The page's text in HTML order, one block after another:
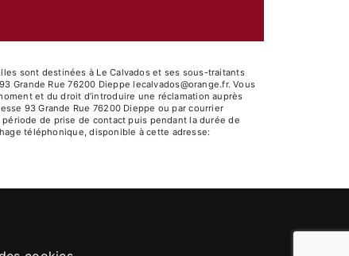
sont destinées à Le Calvados et ses sous-traitants
Grande Rue 76200 Dieppe lecalvados@orange.fr. Vous
et du droit d’introduire une réclamation auprès
93 Grande Rue 76200 Dieppe ou par courrier
de prise de contact puis pendant la durée de
téléphonique, disponible à cette adresse: